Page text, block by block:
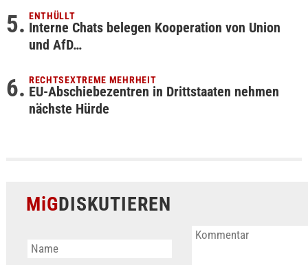
ENTHÜLLT
Interne Chats belegen Kooperation von Union
und AfD…
RECHTSEXTREME MEHRHEIT
EU-Abschiebezentren in Drittstaaten nehmen
nächste Hürde
MiGDISKUTIEREN